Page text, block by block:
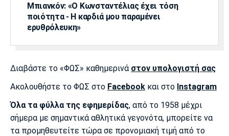
Μπιανκόν: «Ο Κωνσταντέλιας έχει τόση
ποιότητα - Η καρδιά μου παραμένει
ερυθρόλευκη»
Διαβάστε το «ΦΩΣ» καθημερινά στον υπολογιστή σας
Ακολουθήστε το ΦΩΣ στο Facebook και στο Instagram
Όλα τα φύλλα της εφημερίδας, από το 1958 μέχρι
σήμερα με σημαντικά αθλητικά γεγονότα, μπορείτε να
τα προμηθευτείτε τώρα σε προνομιακή τιμή από το